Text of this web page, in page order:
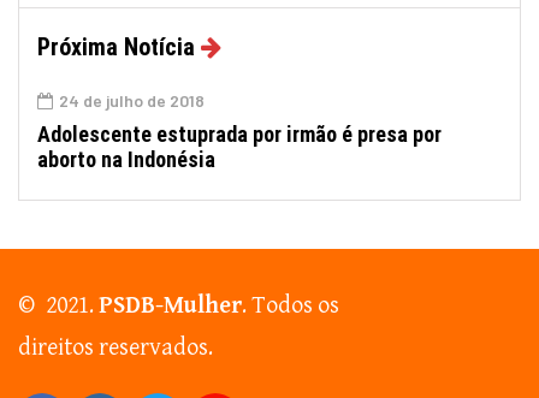
Próxima Notícia
24 de julho de 2018
Adolescente estuprada por irmão é presa por
aborto na Indonésia
© 2021.PSDB-Mulher. Todos os
direitos reservados.